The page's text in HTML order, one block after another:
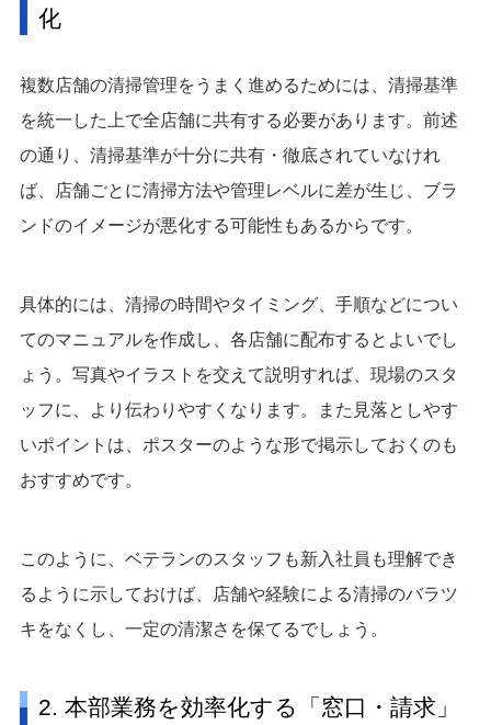
化
複数店舗の清掃管理をうまく進めるためには、清掃基準
を統一した上で全店舗に共有する必要があります。前述
の通り、清掃基準が十分に共有・徹底されていなけれ
ば、店舗ごとに清掃方法や管理レベルに差が生じ、ブラ
ンドのイメージが悪化する可能性もあるからです。
具体的には、清掃の時間やタイミング、手順などについ
てのマニュアルを作成し、各店舗に配布するとよいでし
ょう。写真やイラストを交えて説明すれば、現場のスタ
ッフに、より伝わりやすくなります。また見落としやす
いポイントは、ポスターのような形で掲示しておくのも
おすすめです。
このように、ベテランのスタッフも新入社員も理解でき
るように示しておけば、店舗や経験による清掃のバラツ
キをなくし、一定の清潔さを保てるでしょう。
2. 本部業務を効率化する「窓口・請求」